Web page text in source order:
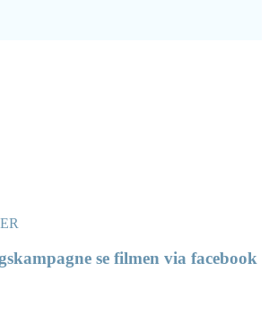
se filmen via facebook